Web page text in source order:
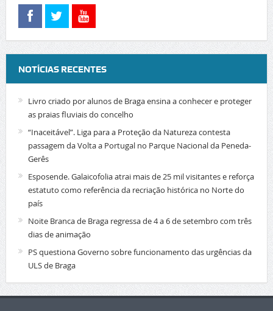
NOTÍCIAS RECENTES
Livro criado por alunos de Braga ensina a conhecer e proteger
as praias fluviais do concelho
“Inaceitável”. Liga para a Proteção da Natureza contesta
passagem da Volta a Portugal no Parque Nacional da Peneda-
Gerês
Esposende. Galaicofolia atrai mais de 25 mil visitantes e reforça
estatuto como referência da recriação histórica no Norte do
país
Noite Branca de Braga regressa de 4 a 6 de setembro com três
dias de animação
PS questiona Governo sobre funcionamento das urgências da
ULS de Braga